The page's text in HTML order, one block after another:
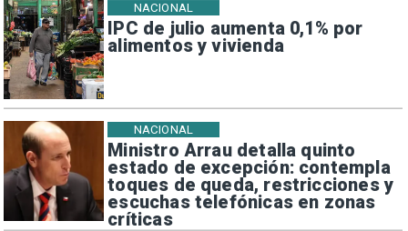
IPC de julio aumenta 0,1% por
alimentos y vivienda
NACIONAL
Ministro Arrau detalla quinto
estado de excepción: contempla
toques de queda, restricciones y
escuchas telefónicas en zonas
críticas
NACIONAL